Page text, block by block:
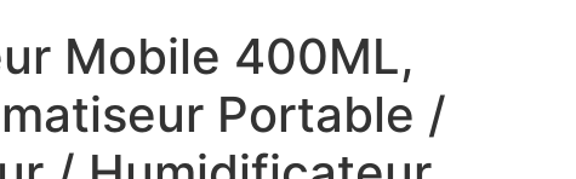
Mobile 400ML,
Portable /